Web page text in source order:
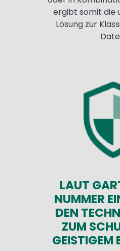
ergibt somit die
Lösung zur
LAUT
NUMMER
DEN
ZUM
GEISTIGEM